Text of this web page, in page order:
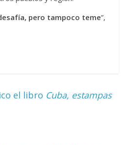
pero tampoco teme”,
el libro Cuba, estampas